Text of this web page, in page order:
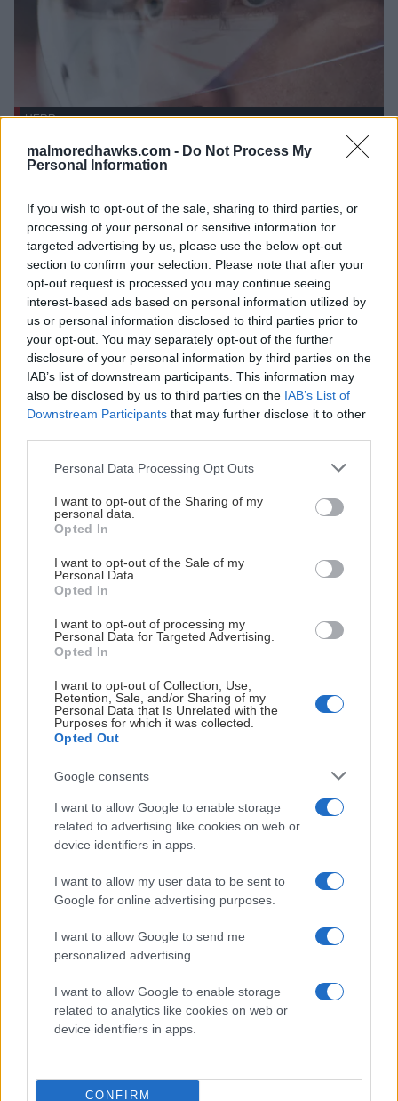
malmoredhawks.com - Do Not Process My
Personal Information
If you wish to opt-out of the sale, sharing to third parties, or
processing of your personal or sensitive information for
targeted advertising by us, please use the below opt-out
section to confirm your selection. Please note that after your
opt-out request is processed you may continue seeing
interest-based ads based on personal information utilized by
us or personal information disclosed to third parties prior to
your opt-out. You may separately opt-out of the further
disclosure of your personal information by third parties on the
IAB’s list of downstream participants. This information may
also be disclosed by us to third parties on the IAB’s List of
Downstream Participants that may further disclose it to other
Please note that this website/app uses one or more Google
not limited to your visit or usage behaviour. You may click to
grant or deny consent to Google and its third-party tags to
use your data for below specified purposes in below Google
consent section.
Personal Data Processing Opt Outs
I want to opt-out of the Sharing of my
personal data.
Opted In
I want to opt-out of the Sale of my
Personal Data.
Opted In
I want to opt-out of processing my
Personal Data for Targeted Advertising.
Opted In
I want to opt-out of Collection, Use,
Retention, Sale, and/or Sharing of my
Personal Data that Is Unrelated with the
Purposes for which it was collected.
Opted Out
Google consents
I want to allow Google to enable storage
related to advertising like cookies on web or
device identifiers in apps.
I want to allow my user data to be sent to
Google for online advertising purposes.
I want to allow Google to send me
personalized advertising.
I want to allow Google to enable storage
related to analytics like cookies on web or
device identifiers in apps.
CONFIRM
HERR
Laget har återsamlats efter semestern och
skadeuppdatering från Malmö Redhawks
Performance Team.
Johan Ivarsson
Johan har ådragit sig en skada och genomgår för
närvarande rehabilitering. Skadans omfattning och
läkningsförlopp utvärderas fortlöpande av medicinsk
personal. Ytterligare medicinska åtgärder kan bli
aktuella beroende på hur rehabiliteringen fortskrider.
Spelarens tid till återgång i träning och match är i
delges när ett tydligare läge föreligger.
MALMÖ REDHAWKS
Publicerad:
HERR
Nu är det klart vilka tröjnummer Malmö
Redhawks spelare kommer att bära under
säsongen 2026-2027. Se hela listan över
herrlagets trupp och spelarnas nummer här.
94. Marek Langhamer